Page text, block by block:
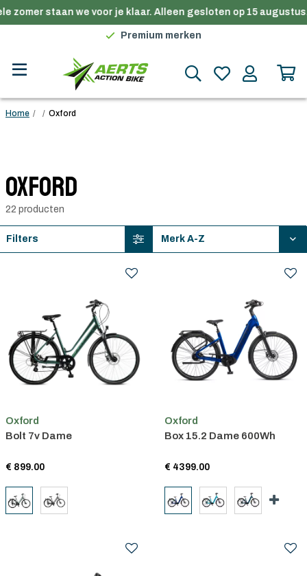
zomer staan we voor je klaar. Alleen gesloten op 15 augustus.
Gratis verzending in België vanaf €100
Premium merken
Gratis verzending in België vanaf €100
Home / / Oxford
Oxford
22 producten
Filters
Oxford
Bolt 7v Dame
€ 899.00
Oxford
Box 15.2 Dame 600Wh
€ 4399.00